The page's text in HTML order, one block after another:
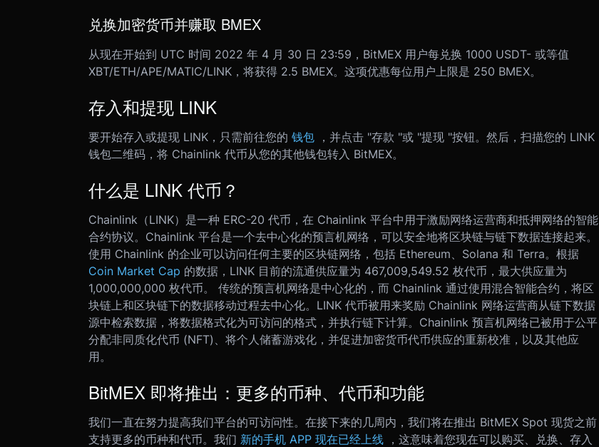
兑换加密货币并赚取 BMEX
从现在开始到 UTC 时间 2022 年 4 月 30 日 23:59，BitMEX 用户每兑换 1000 USDT- 或等值
XBT/ETH/APE/MATIC/LINK，将获得 2.5 BMEX。这项优惠每位用户上限是 250 BMEX。
存入和提现 LINK
要开始存入或提现 LINK，只需前往您的 钱包
，并点击 "存款 "或 "提现 "按钮。然后，扫描您的 LINK
钱包二维码，将 Chainlink 代币从您的其他钱包转入 BitMEX。
什么是 LINK 代币？
Chainlink（LINK）是一种 ERC-20 代币，在 Chainlink 平台中用于激励网络运营商和抵押网络的智能
合约协议。Chainlink 平台是一个去中心化的预言机网络， 可以安全地将区块链与链下数据连接起来。
使用 Chainlink 的企业可以访问任何主要的区块链网络，包括 Ethereum、Solana 和 Terra。根据
Coin Market Cap 的数据，LINK 目前的流通供应量为 467,009,549.52 枚代币，最大供应量为
1,000,000,000 枚代币。 传统的预言机网络是中心化的，而 Chainlink 通过使用混合智能合约，将区
块链上和区块链下的数据移动过程去中心化。LINK 代币被用来奖励 Chainlink 网络运营商从链下数据
源中检索数据，将数据格式化为可访问的格式，并执行链下计算。 Chainlink 预言机网络已被用于公平
分配非同质化代币 (NFT)、 将个人储蓄游戏化，并促进加密货币代币供应的重新校准，以及其他应
用。
BitMEX 即将推出：更多的币种、代币和功能
我们一直在努力提高我们平台的可访问性。在接下来的几周内，我们将在推出 BitMEX Spot 现货之前
支持更多的币种和代币。 我们 新的手机 APP 现在已经上线
，这意味着您现在可以购买、兑换、存入